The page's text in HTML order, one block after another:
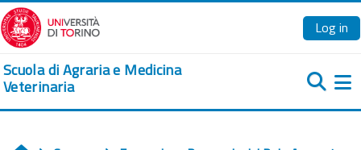
Skip to main content
Log in
Scuola di Agraria e Medicina
Veterinaria